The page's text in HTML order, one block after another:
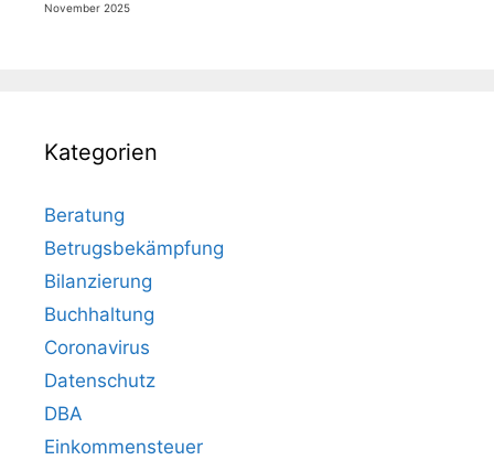
November 2025
Kategorien
Beratung
Betrugsbekämpfung
Bilanzierung
Buchhaltung
Coronavirus
Datenschutz
DBA
Einkommensteuer